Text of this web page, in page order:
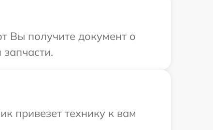
Вы получите документ о
привезет технику к вам